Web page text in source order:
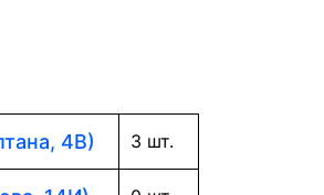
4В) 3 шт.